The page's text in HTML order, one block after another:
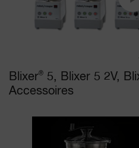
Blixer® 5, Blixer 5 2V,
Accessoires